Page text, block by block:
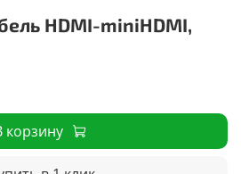
HDMI-miniHDMI,
корзину